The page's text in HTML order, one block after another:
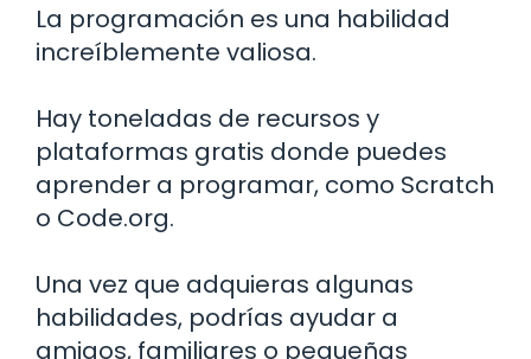
La programación es una habilidad
increíblemente valiosa.
Hay toneladas de recursos y
plataformas gratis donde puedes
aprender a programar, como Scratch
o Code.org.
Una vez que adquieras algunas
habilidades, podrías ayudar a
amigos, familiares o pequeñas